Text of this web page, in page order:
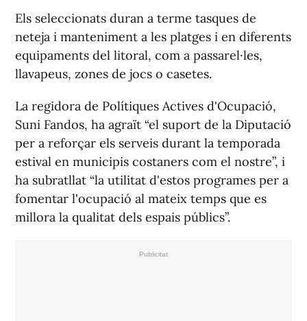
Els seleccionats duran a terme tasques de
neteja i manteniment a les platges i en diferents
equipaments del litoral, com a passarel·les,
llavapeus, zones de jocs o casetes.
La regidora de Polítiques Actives d'Ocupació,
Suni Fandos, ha agraït “el suport de la Diputació
per a reforçar els serveis durant la temporada
estival en municipis costaners com el nostre”, i
ha subratllat “la utilitat d'estos programes per a
fomentar l'ocupació al mateix temps que es
millora la qualitat dels espais públics”.